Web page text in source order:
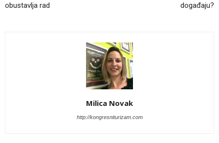
obustavlja rad
događaju?
Milica Novak
http://kongresniturizam.com